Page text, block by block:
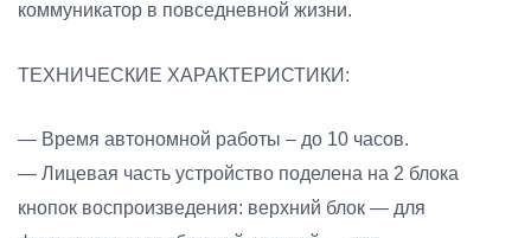
коммуникатор в повседневной жизни.
ТЕХНИЧЕСКИЕ ХАРАКТЕРИСТИКИ:
— Время автономной работы – до 10 часов.
— Лицевая часть устройство поделена на 2 блока
кнопок воспроизведения: верхний блок — для